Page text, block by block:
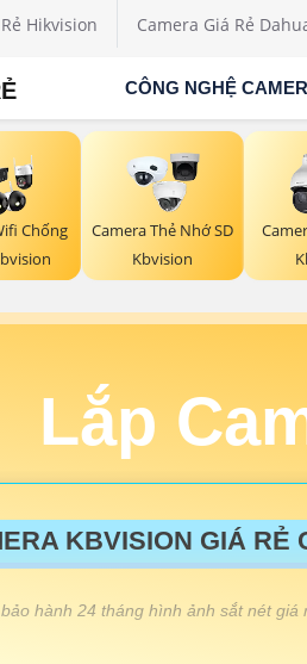
Hikvision Camera Giá Rẻ
CÔNG NGHỆ
Chống
Camera Thẻ Nhớ SD
Kbvision
Lắp
KBVISION GIÁ RẺ
hành 24 tháng hình ảnh sắt nét